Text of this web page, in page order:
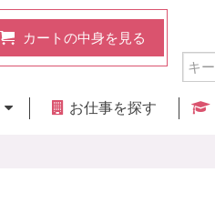
カートの中身を見る
お仕事を探す